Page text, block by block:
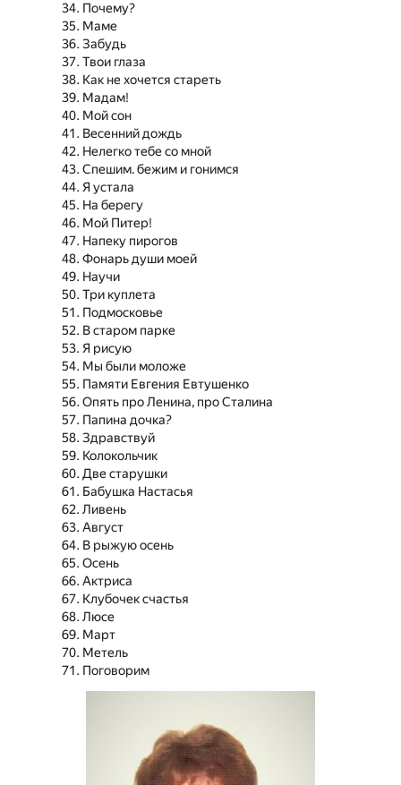
Почему?
Маме
Забудь
Твои глаза
Как не хочется стареть
Мадам!
Мой сон
Весенний дождь
Нелегко тебе со мной
Спешим. бежим и гонимся
Я устала
На берегу
Мой Питер!
Напеку пирогов
Фонарь души моей
Научи
Три куплета
Подмосковье
В старом парке
Я рисую
Мы были моложе
Памяти Евгения Евтушенко
Опять про Ленина, про Сталина
Папина дочка?
Здравствуй
Колокольчик
Две старушки
Бабушка Настасья
Ливень
Август
В рыжую осень
Осень
Актриса
Клубочек счастья
Люсе
Март
Метель
Поговорим